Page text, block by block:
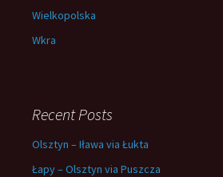
Wielkopolska
Wkra
Recent Posts
Olsztyn – Iława via Łukta
Łapy – Olsztyn via Puszcza